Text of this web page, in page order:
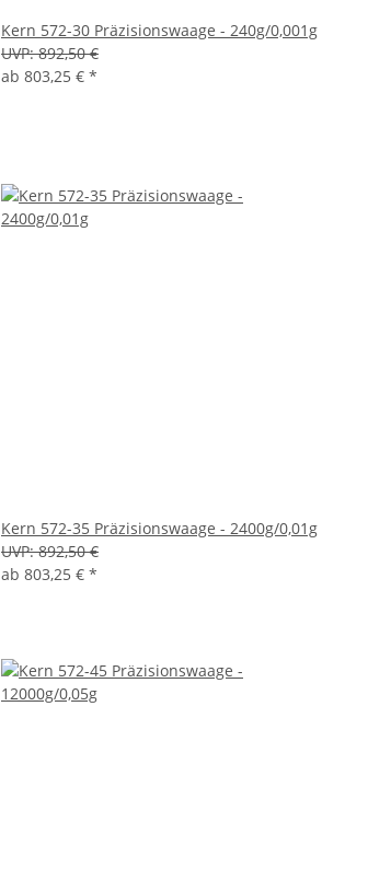
Kern 572-30 Präzisionswaage - 240g/0,001g
UVP: 892,50 €
ab 803,25 € *
Kern 572-35 Präzisionswaage - 2400g/0,01g
UVP: 892,50 €
ab 803,25 € *